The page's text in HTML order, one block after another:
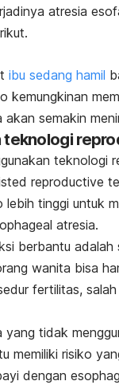
atresia
ibu sedang hamil
kemungkinan
akan semakin
teknologi
teknologi
reproductive
lebih tinggi untuk
atresia.
berbantu adalah
wanita bisa
fertilitas,
yang tidak
memiliki risiko
dengan